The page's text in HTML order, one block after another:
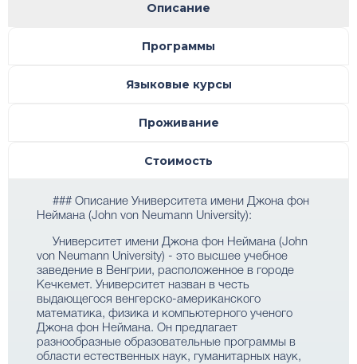
Описание
Программы
Языковые курсы
Проживание
Стоимость
### Описание Университета имени Джона фон
Неймана (John von Neumann University):
Университет имени Джона фон Неймана (John
von Neumann University) - это высшее учебное
заведение в Венгрии, расположенное в городе
Кечкемет. Университет назван в честь
выдающегося венгерско-американского
математика, физика и компьютерного ученого
Джона фон Неймана. Он предлагает
разнообразные образовательные программы в
области естественных наук, гуманитарных наук,